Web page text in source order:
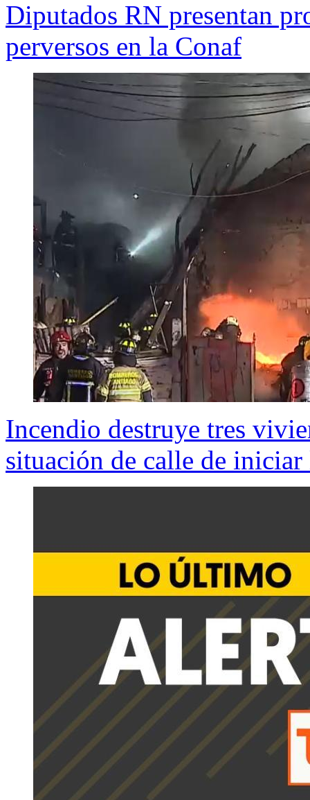
Diputados RN presentan
perversos en la Conaf
Incendio destruye tres
situación de calle de iniciar